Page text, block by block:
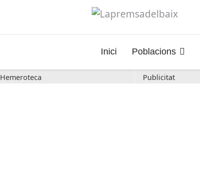
Inici Poblacions
Hemeroteca Publicitat